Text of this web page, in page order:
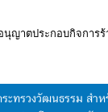
ญาตประกอบกิจกา
ะทรวงวัฒนธรรม สำ